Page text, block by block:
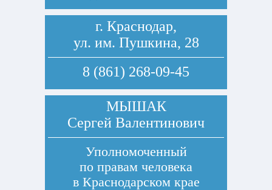
г. Краснодар,
ул. им. Пушкина, 28
8 (861) 268-09-45
МЫШАК
Сергей Валентинович
Уполномоченный
по правам человека
в Краснодарском крае